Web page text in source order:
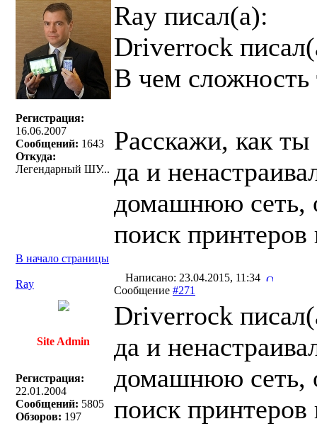
Регистрация:
16.06.2007
Сообщений: 1643
Откуда:
Легендарный ШУ...
Ray писал(a):
Driverrock
В чем сложность
Расскажи, как ты
да и
домашнюю сеть,
поиск
В начало страницы
Ray
Написано: 23.04.2015, 11:34
Сообщение #271
Site Admin
Регистрация:
22.01.2004
Сообщений: 5805
Обзоров: 197
Driverrock
да и
домашнюю сеть,
поиск